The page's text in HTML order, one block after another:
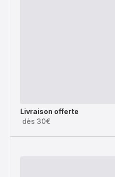
Livraison offerte
dès 30€